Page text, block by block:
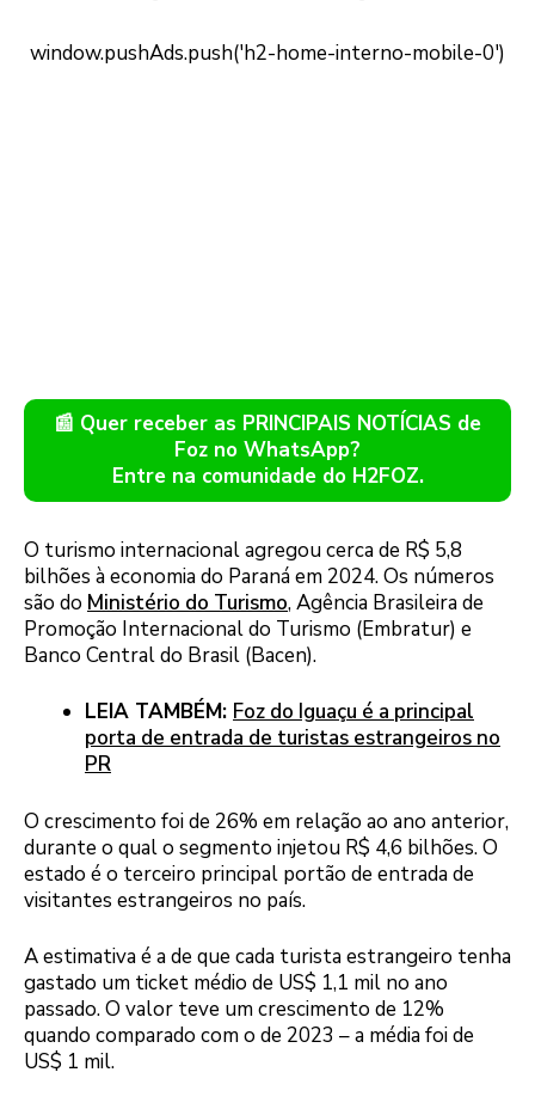
📰 Quer receber as PRINCIPAIS NOTÍCIAS de
Foz no WhatsApp?
Entre na comunidade do H2FOZ.
O turismo internacional agregou cerca de R$ 5,8
bilhões à economia do Paraná em 2024. Os números
são do Ministério do Turismo, Agência Brasileira de
Promoção Internacional do Turismo (Embratur) e
Banco Central do Brasil (Bacen).
LEIA TAMBÉM: Foz do Iguaçu é a principal
porta de entrada de turistas estrangeiros no
PR
O crescimento foi de 26% em relação ao ano anterior,
durante o qual o segmento injetou R$ 4,6 bilhões. O
estado é o terceiro principal portão de entrada de
visitantes estrangeiros no país.
A estimativa é a de que cada turista estrangeiro tenha
gastado um ticket médio de US$ 1,1 mil no ano
passado. O valor teve um crescimento de 12%
quando comparado com o de 2023 – a média foi de
US$ 1 mil.